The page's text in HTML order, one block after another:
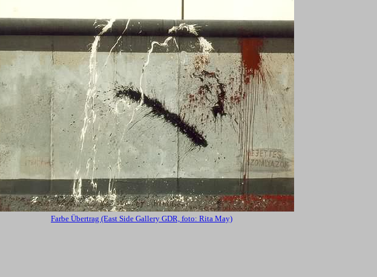
Farbe Übertrag (East Side Gallery GDR, foto: Rita May)